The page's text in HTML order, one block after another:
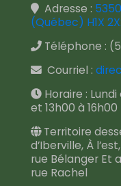
Adresse :
(Québec) H1X
Téléphone :
Courriel :
Horaire :
et 13h00 à 16h00
Territoire
d’Iberville, À
rue Bélanger Et
rue Rachel